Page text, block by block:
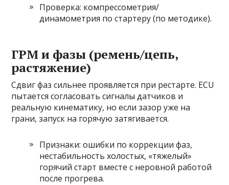
Проверка: компрессометрия/
динамометрия по стартеру (по методике).
ГРМ и фазы (ремень/цепь,
растяжение)
Сдвиг фаз сильнее проявляется при рестарте. ECU
пытается согласовать сигналы датчиков и
реальную кинематику, но если зазор уже на
грани, запуск на горячую затягивается.
Признаки: ошибки по коррекции фаз,
нестабильность холостых, «тяжелый»
горячий старт вместе с неровной работой
после прогрева.